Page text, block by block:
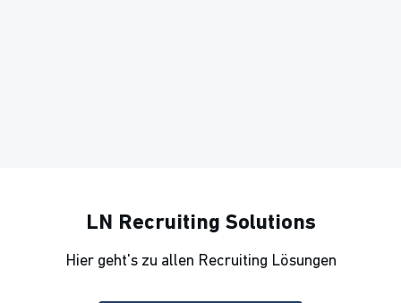
LN Recruiting Solutions
Hier geht's zu allen Recruiting Lösungen